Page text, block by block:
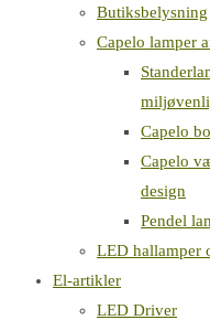
Butiksbelysning
Capelo lamper
Capelo
Capelo
design
Pendel
LED hallamper
El-artikler
LED Driver